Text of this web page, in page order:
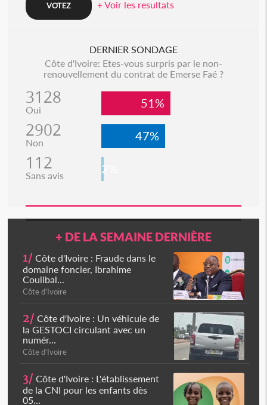
+ Voir les resultats
DERNIER SONDAGE
Côte d'Ivoire: Etes-vous surpris par le non-
renouvellement du contrat de Emerse Faé ?
3128
Oui 51%
2902
Non 47%
112
Sans avis 2%
+ DE LA SEMAINE DERNIÈRE
1/ Côte d'Ivoire : Fraude dans le
domaine foncier, Ibrahime
Coulibal...
Côte d'Ivoire
2/ Côte d'Ivoire : Un véhicule de
la GESTOCI circulant avec un
numér...
Côte d'Ivoire
3/ Côte d'Ivoire : L'établissement
de la CNI pour les enfants dès
05...